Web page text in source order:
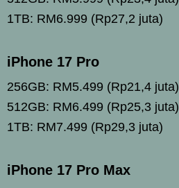
1TB: RM6.999 (Rp27,2 juta)
iPhone 17 Pro
256GB: RM5.499 (Rp21,4 juta)
512GB: RM6.499 (Rp25,3 juta)
1TB: RM7.499 (Rp29,3 juta)
iPhone 17 Pro Max